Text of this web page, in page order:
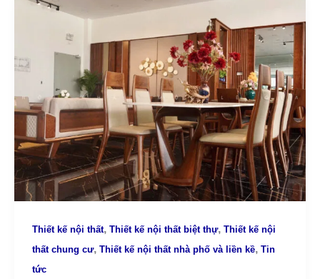
Thiết kế nội thất, Thiết kế nội thất biệt thự, Thiết kế nội
thất chung cư, Thiết kế nội thất nhà phố và liền kề, Tin
tức